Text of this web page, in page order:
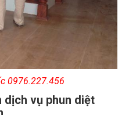
0976.227.456
vụ phun diệt
diệt muỗi
cho khách hàng,